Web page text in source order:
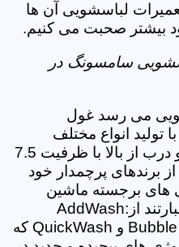
لباسشویی آن ها
بیشتر صحبت می کنیم.
سامسونگ در
می رسد غول
تولید انواع مختلف
لباسشویی های درب از جلو و درب از بالا با ظرفیت 7.5
از برندهای پرچمدار خود
های برجسته ماشین
لباسشویی های سامسونگ عبارتند از:AddWash
Bubble Wash VRT Smart Control و QuickWash که